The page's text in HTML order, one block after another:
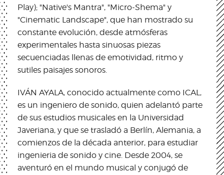
Play); "Native's Mantra", "Micro-Shema" y
"Cinematic Landscape", que han mostrado su
constante evolución, desde atmósferas
experimentales hasta sinuosas piezas
secuenciadas llenas de emotividad, ritmo y
sutiles paisajes sonoros.
IVÁN AYALA, conocido actualmente como ICAL,
es un ingeniero de sonido, quien adelantó parte
de sus estudios musicales en la Universidad
Javeriana, y que se trasladó a Berlín, Alemania, a
comienzos de la década anterior, para estudiar
ingenieria de sonido y cine. Desde 2004, se
aventuró en el mundo musical y conjugó de